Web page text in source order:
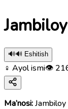
Jambiloy
🔊🔊 Eshitish
♀ Ayol ismi👁
Ma’nosi: